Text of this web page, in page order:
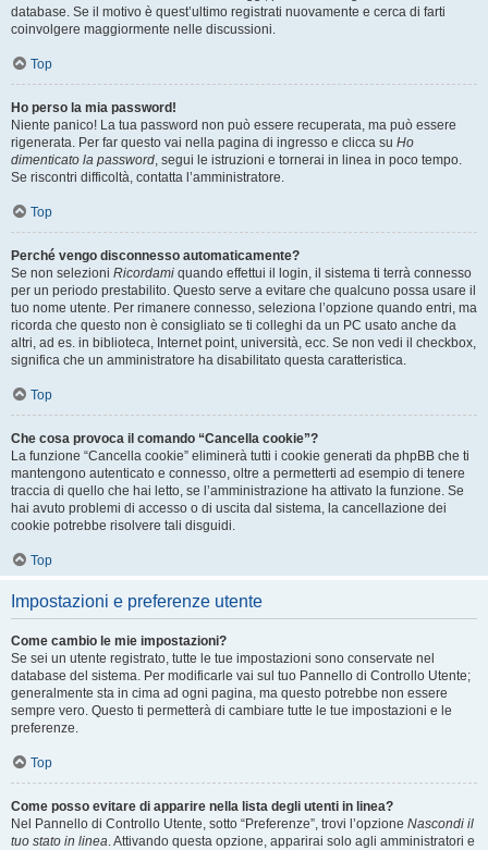
database. Se il motivo è quest’ultimo registrati nuovamente e cerca di farti
coinvolgere maggiormente nelle discussioni.
Top
Ho perso la mia password!
Niente panico! La tua password non può essere recuperata, ma può essere
rigenerata. Per far questo vai nella pagina di ingresso e clicca su Ho
dimenticato la password, segui le istruzioni e tornerai in linea in poco tempo.
Se riscontri difficoltà, contatta l’amministratore.
Top
Perché vengo disconnesso automaticamente?
Se non selezioni Ricordami quando effettui il login, il sistema ti terrà connesso
per un periodo prestabilito. Questo serve a evitare che qualcuno possa usare il
tuo nome utente. Per rimanere connesso, seleziona l’opzione quando entri, ma
ricorda che questo non è consigliato se ti colleghi da un PC usato anche da
altri, ad es. in biblioteca, Internet point, università, ecc. Se non vedi il checkbox,
significa che un amministratore ha disabilitato questa caratteristica.
Top
Che cosa provoca il comando “Cancella cookie”?
La funzione “Cancella cookie” eliminerà tutti i cookie generati da phpBB che ti
mantengono autenticato e connesso, oltre a permetterti ad esempio di tenere
traccia di quello che hai letto, se l’amministrazione ha attivato la funzione. Se
hai avuto problemi di accesso o di uscita dal sistema, la cancellazione dei
cookie potrebbe risolvere tali disguidi.
Top
Impostazioni e preferenze utente
Come cambio le mie impostazioni?
Se sei un utente registrato, tutte le tue impostazioni sono conservate nel
database del sistema. Per modificarle vai sul tuo Pannello di Controllo Utente;
generalmente sta in cima ad ogni pagina, ma questo potrebbe non essere
sempre vero. Questo ti permetterà di cambiare tutte le tue impostazioni e le
preferenze.
Top
Come posso evitare di apparire nella lista degli utenti in linea?
Nel Pannello di Controllo Utente, sotto “Preferenze”, trovi l’opzione Nascondi il
tuo stato in linea. Attivando questa opzione, apparirai solo agli amministratori e